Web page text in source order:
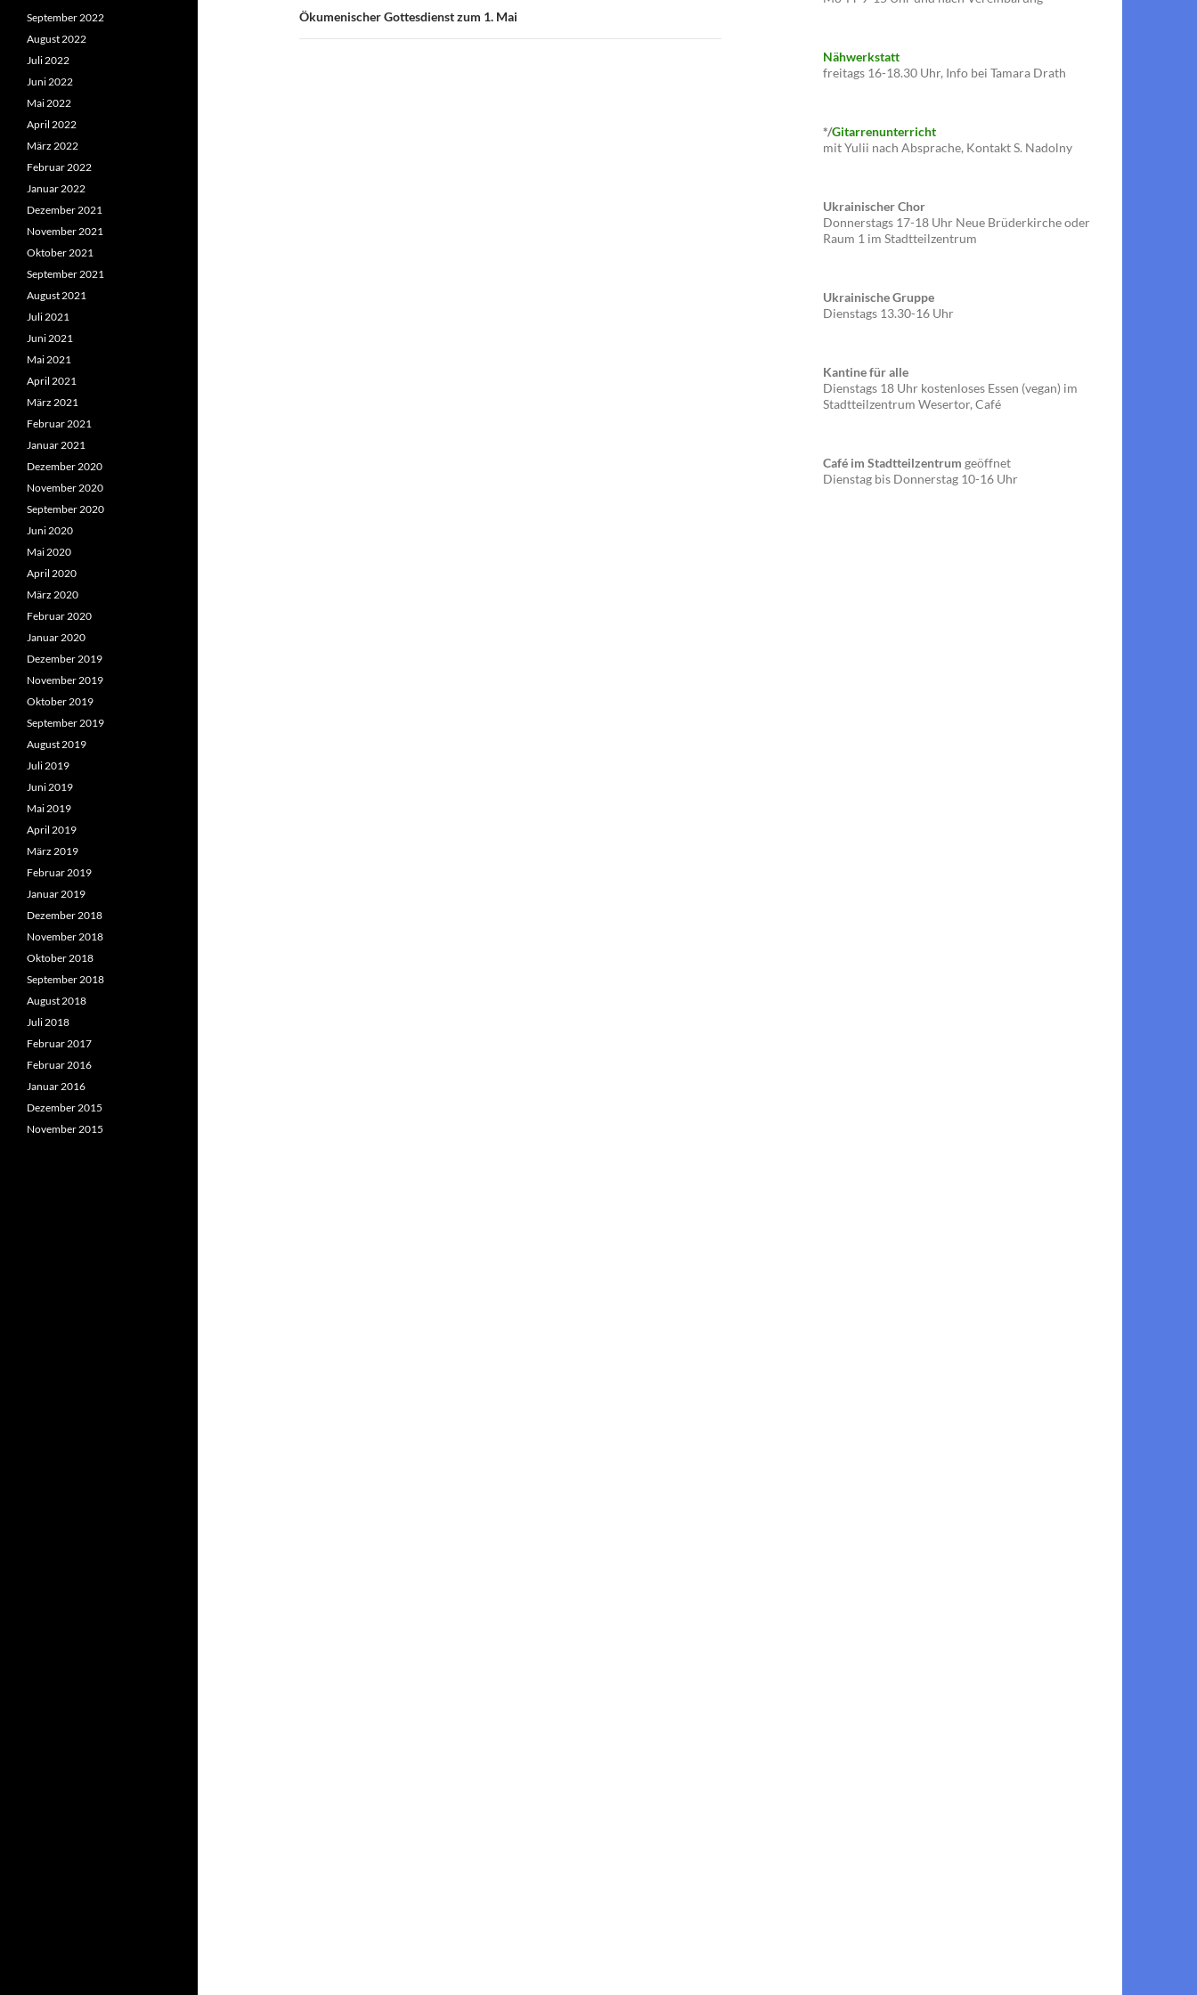
Ökumenischer Gottesdienst zum 1. Mai
Nähwerkstatt
freitags 16-18.30 Uhr, Info bei Tamara Drath
*/Gitarrenunterricht
mit Yulii nach Absprache, Kontakt S. Nadolny
Ukrainischer Chor
Donnerstags 17-18 Uhr Neue Brüderkirche oder
Raum 1 im Stadtteilzentrum
Ukrainische Gruppe
Dienstags 13.30-16 Uhr
Kantine für alle
Dienstags 18 Uhr kostenloses Essen (vegan) im
Stadtteilzentrum Wesertor, Café
Café im Stadtteilzentrum geöffnet
Dienstag bis Donnerstag 10-16 Uhr
September 2022
August 2022
Juli 2022
Juni 2022
Mai 2022
April 2022
März 2022
Februar 2022
Januar 2022
Dezember 2021
November 2021
Oktober 2021
September 2021
August 2021
Juli 2021
Juni 2021
Mai 2021
April 2021
März 2021
Februar 2021
Januar 2021
Dezember 2020
November 2020
September 2020
Juni 2020
Mai 2020
April 2020
März 2020
Februar 2020
Januar 2020
Dezember 2019
November 2019
Oktober 2019
September 2019
August 2019
Juli 2019
Juni 2019
Mai 2019
April 2019
März 2019
Februar 2019
Januar 2019
Dezember 2018
November 2018
Oktober 2018
September 2018
August 2018
Juli 2018
Februar 2017
Februar 2016
Januar 2016
Dezember 2015
November 2015